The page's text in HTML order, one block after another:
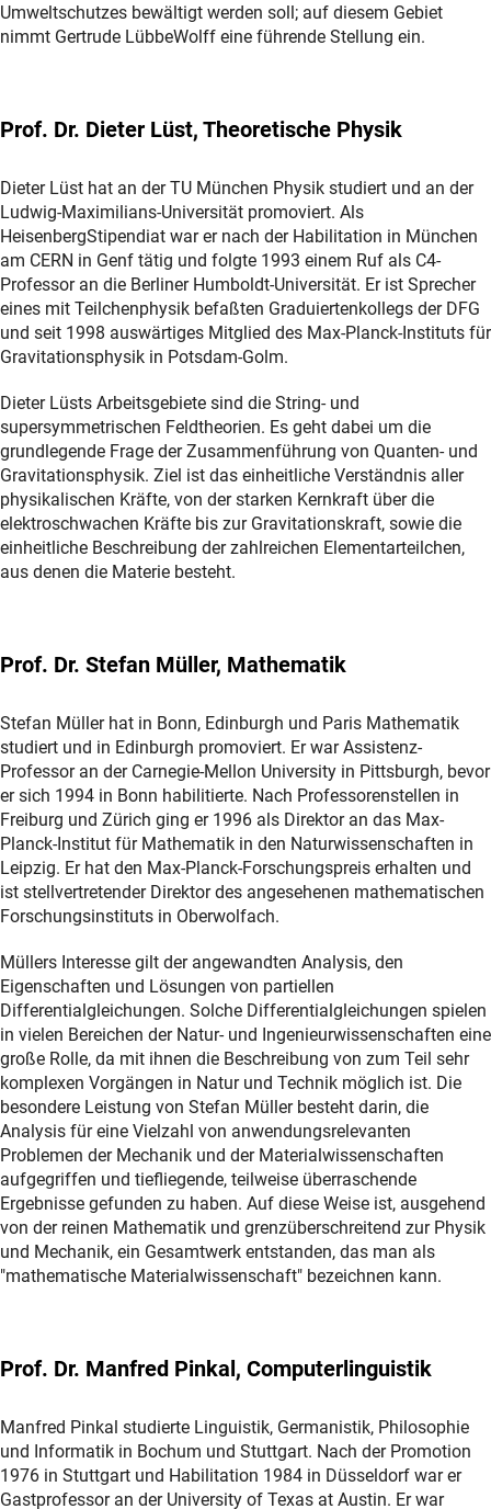
Umweltschutzes bewältigt werden soll; auf diesem Gebiet
nimmt Gertrude LübbeWolff eine führende Stellung ein.
Prof. Dr. Dieter Lüst, Theoretische Physik
Dieter Lüst hat an der TU München Physik studiert und an der
Ludwig-Maximilians-Universität promoviert. Als
HeisenbergStipendiat war er nach der Habilitation in München
am CERN in Genf tätig und folgte 1993 einem Ruf als C4-
Professor an die Berliner Humboldt-Universität. Er ist Sprecher
eines mit Teilchenphysik befaßten Graduiertenkollegs der DFG
und seit 1998 auswärtiges Mitglied des Max-Planck-Instituts für
Gravitationsphysik in Potsdam-Golm.
Dieter Lüsts Arbeitsgebiete sind die String- und
supersymmetrischen Feldtheorien. Es geht dabei um die
grundlegende Frage der Zusammenführung von Quanten- und
Gravitationsphysik. Ziel ist das einheitliche Verständnis aller
physikalischen Kräfte, von der starken Kernkraft über die
elektroschwachen Kräfte bis zur Gravitationskraft, sowie die
einheitliche Beschreibung der zahlreichen Elementarteilchen,
aus denen die Materie besteht.
Prof. Dr. Stefan Müller, Mathematik
Stefan Müller hat in Bonn, Edinburgh und Paris Mathematik
studiert und in Edinburgh promoviert. Er war Assistenz-
Professor an der Carnegie-Mellon University in Pittsburgh, bevor
er sich 1994 in Bonn habilitierte. Nach Professorenstellen in
Freiburg und Zürich ging er 1996 als Direktor an das Max-
Planck-Institut für Mathematik in den Naturwissenschaften in
Leipzig. Er hat den Max-Planck-Forschungspreis erhalten und
ist stellvertretender Direktor des angesehenen mathematischen
Forschungsinstituts in Oberwolfach.
Müllers Interesse gilt der angewandten Analysis, den
Eigenschaften und Lösungen von partiellen
Differentialgleichungen. Solche Differentialgleichungen spielen
in vielen Bereichen der Natur- und Ingenieurwissenschaften eine
große Rolle, da mit ihnen die Beschreibung von zum Teil sehr
komplexen Vorgängen in Natur und Technik möglich ist. Die
besondere Leistung von Stefan Müller besteht darin, die
Analysis für eine Vielzahl von anwendungsrelevanten
Problemen der Mechanik und der Materialwissenschaften
aufgegriffen und tiefliegende, teilweise überraschende
Ergebnisse gefunden zu haben. Auf diese Weise ist, ausgehend
von der reinen Mathematik und grenzüberschreitend zur Physik
und Mechanik, ein Gesamtwerk entstanden, das man als
"mathematische Materialwissenschaft" bezeichnen kann.
Prof. Dr. Manfred Pinkal, Computerlinguistik
Manfred Pinkal studierte Linguistik, Germanistik, Philosophie
und Informatik in Bochum und Stuttgart. Nach der Promotion
1976 in Stuttgart und Habilitation 1984 in Düsseldorf war er
Gastprofessor an der University of Texas at Austin. Er war